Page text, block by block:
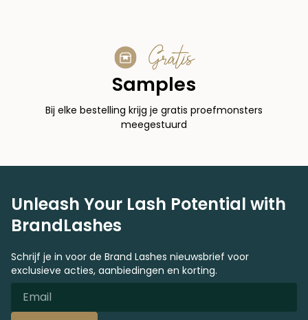
Gratis
Samples
Bij elke bestelling krijg je gratis proefmonsters
meegestuurd
Unleash Your Lash Potential with
BrandLashes
Schrijf je in voor de Brand Lashes nieuwsbrief voor
exclusieve acties, aanbiedingen en korting.